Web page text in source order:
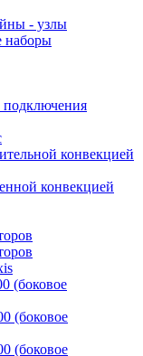
- узлы
наборы
конвекцией
конвекцией
(боковое
(боковое
(боковое